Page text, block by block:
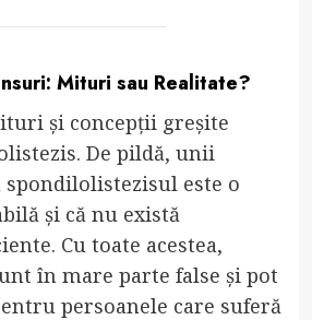
Mituri sau Realitate?
și concepții greșite
De pildă, unii
spondilolistezisul este o
și că nu există
Cu toate acestea,
în mare parte false și pot
persoanele care suferă